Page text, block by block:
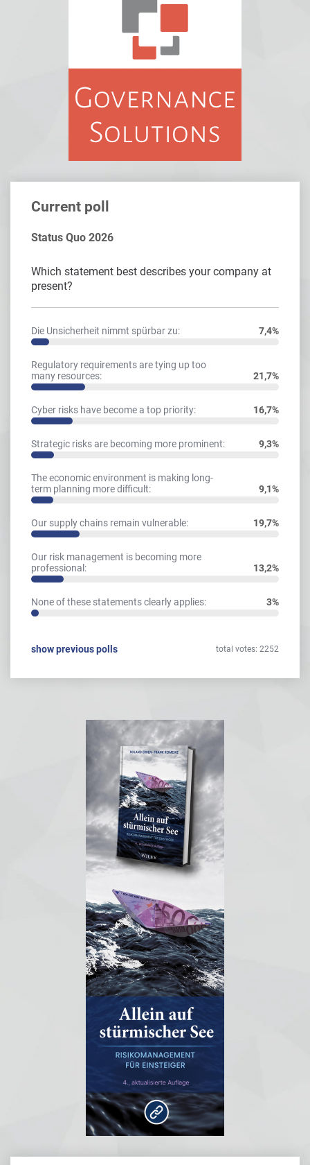
Current poll
Status Quo 2026
Which statement best describes your company at
present?
Die Unsicherheit nimmt spürbar zu: 7,4%
Regulatory requirements are tying up too
many resources:
21,7%
Cyber risks have become a top priority: 16,7%
Strategic risks are becoming more prominent: 9,3%
The economic environment is making long-
term planning more difficult:
9,1%
Our supply chains remain vulnerable: 19,7%
Our risk management is becoming more
professional:
13,2%
None of these statements clearly applies: 3%
show previous polls total votes: 2252